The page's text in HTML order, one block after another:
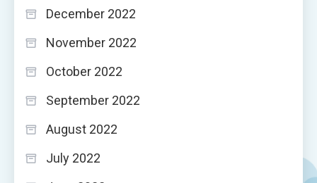
December 2022
November 2022
October 2022
September 2022
August 2022
July 2022